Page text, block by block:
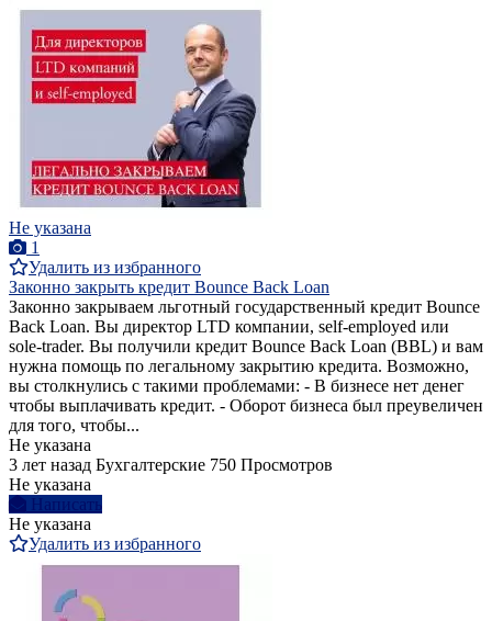
Не указана
1
Удалить из избранного
Законно закрыть кредит Bounce Back Loan
Законно закрываем льготный государственный кредит Bounce
Back Loan. Вы директор LTD компании, self-employed или
sole-trader. Вы получили кредит Bounce Back Loan (BBL) и вам
нужна помощь по легальному закрытию кредита. Возможно,
вы столкнулись с такими проблемами: - В бизнесе нет денег
чтобы выплачивать кредит. - Оборот бизнеса был преувеличен
для того, чтобы...
Не указана
3 лет назад Бухгалтерские 750 Просмотров
Не указана
Написать
Не указана
Удалить из избранного